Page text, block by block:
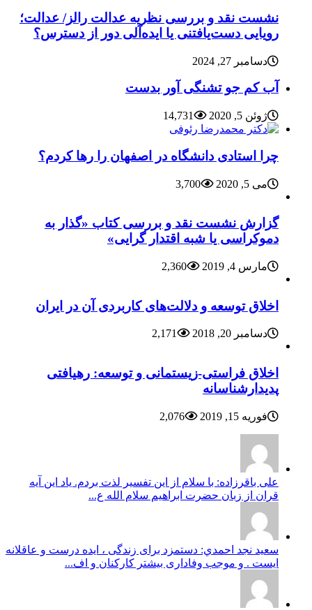
نشست نقد و بررسی نظریه عدالت رالز/ عدالت؛
رویایی دست‌یافتنی یا ایده‌آلی دور از دسترس؟
دسامبر 27, 2024
آب کم جو تشنگی آور بدست
ژوئن 5, 2020 14,731
چرا استادی دانشگاه در اصفهان را رها کردم؟
می 5, 2020 3,700
گزارش نشست نقد و بررسی کتاب «گذار به
دموکراسی یا شبه اقتدار گرایی»
مارس 4, 2019 2,360
اخلاق توسعه و دلالت‌های کاربردی آن در ایران
دسامبر 20, 2018 2,171
اخلاق فراستی-زیستمانی و توسعه: رهیافتی
پدیدارشناسانه
فوریه 15, 2019 2,076
علی باقرزاده: با سلام از این تفسیر لذت بردم. یاد این آیه
قران از زبان حضرت ابراهیم سلام الله ع...
سعيد نجد احمدي: دستمزد برای زندگی ، ایده درست و عاقلانه
ایست . و موجب وفاداری بیشتر کارکنان و اف...